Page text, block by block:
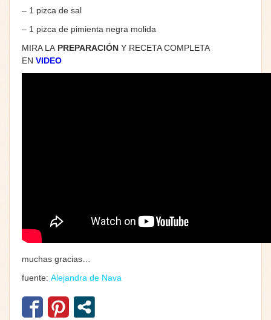
– 1 pizca de sal
– 1 pizca de pimienta negra molida
MIRA LA PREPARACIÓN Y RECETA COMPLETA
EN VIDEO
muchas gracias…
fuente: Alejandra de Nava